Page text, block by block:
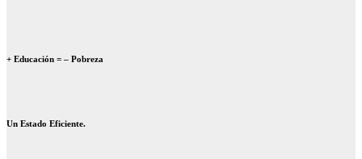
+ Educación = – Pobreza
Un Estado Eficiente.